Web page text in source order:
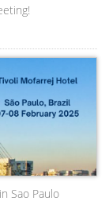
Sao Paulo